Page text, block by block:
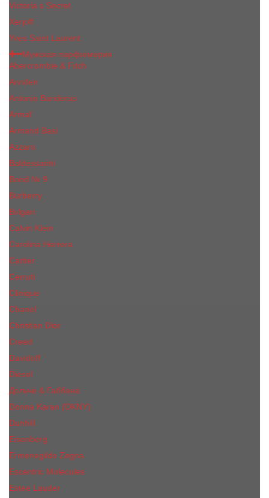
Victoria s Secret
Xerjoff
Yves Saint Laurent
Мужская парфюмерия
Abercrombie & Fitch
Annifen
Antonio Banderas
Armaf
Armand Basi
Azzaro
Baldessarini
Bond № 9
Burberry
Bvlgari
Calvin Klein
Carolina Herrera
Cartier
Cerruti
Сliniquе
Chanel
Christian Dior
Creed
Davidoff
Diesel
Дольче & Габбана
Donna Karan (DKNY)
Dunhill
Eisenberg
Ermenegildo Zegna
Escentric Molecules
Еsteе Lаudеr